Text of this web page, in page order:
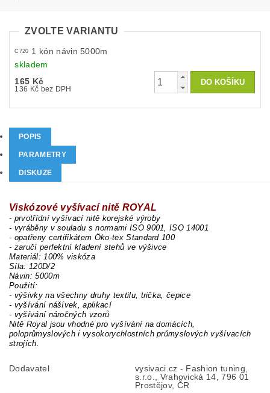
ZVOLTE VARIANTU
C720 1 kón návin 5000m
skladem
165 Kč
136 Kč bez DPH
POPIS
PARAMETRY
DISKUZE
Viskózové vyšívací nitě ROYAL
- prvotřídní vyšívací nitě korejské výroby
- vyráběny v souladu s normami ISO 9001, ISO 14001
- opatřeny certifikátem Öko-tex Standard 100
- zaručí perfektní kladení stehů ve výšivce
Materiál: 100% viskóza
Síla: 120D/2
Návin: 5000m
Použití:
- výšivky na všechny druhy textilu, trička, čepice
- vyšívání nášívek, aplikací
- vyšívání náročných vzorů
Nitě Royal jsou vhodné pro vyšívání na domácích,
poloprůmyslových i vysokorychlostních průmyslových vyšívacích
strojích.
Dodavatel
vysivaci.cz - Fashion tuning,
s.r.o., Vrahovická 14, 796 01
Prostějov, ČR